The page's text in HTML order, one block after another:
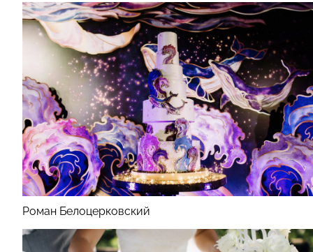
Роман Белоцерковский